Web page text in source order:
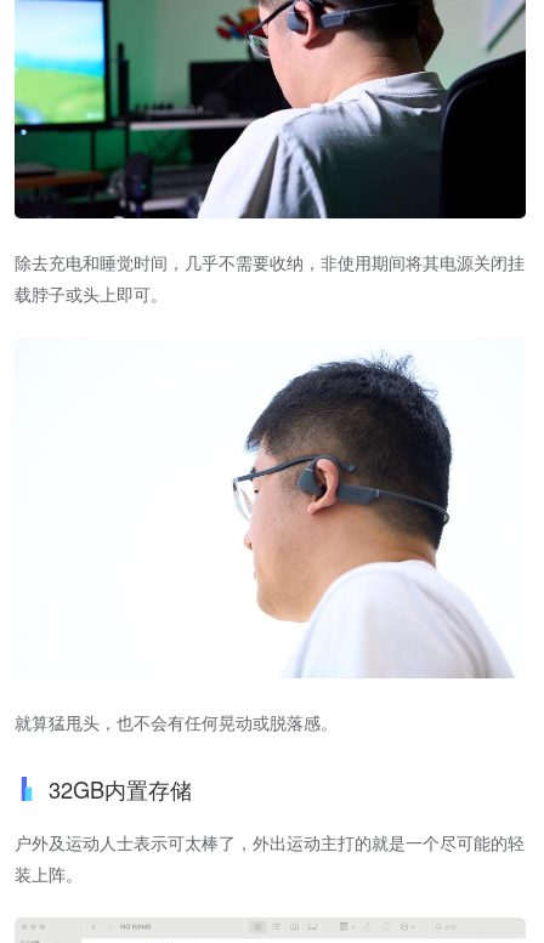
除去充电和睡觉时间，几乎不需要收纳，非使用期间将其电源关闭挂
载脖子或头上即可。
就算猛甩头，也不会有任何晃动或脱落感。
32GB内置存储
户外及运动人士表示可太棒了，外出运动主打的就是一个尽可能的轻
装上阵。